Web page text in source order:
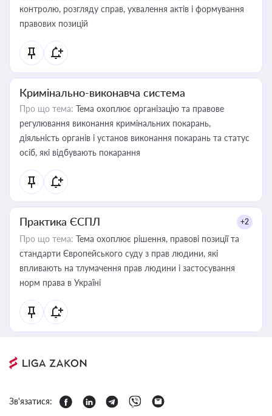
контролю, розгляду справ, ухвалення актів і формування
правових позицій
Кримінально-виконавча система
Про що тема: Тема охоплює організацію та правове
регулювання виконання кримінальних покарань,
діяльність органів і установ виконання покарань та статус
осіб, які відбувають покарання
Практика ЄСПЛ +2
Про що тема: Тема охоплює рішення, правові позиції та
стандарти Європейського суду з прав людини, які
впливають на тлумачення прав людини і застосування
норм права в Україні
Зв'язатися: